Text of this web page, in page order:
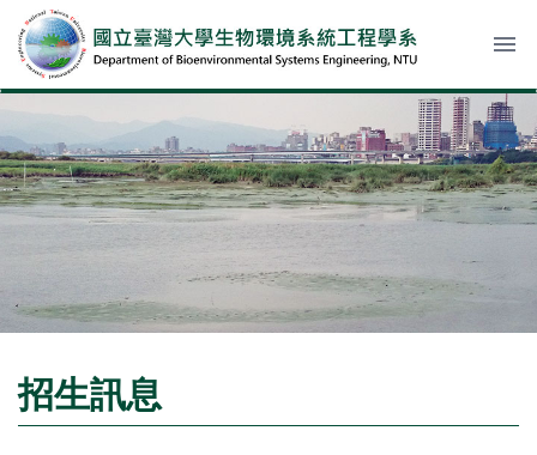
menu
招生訊息